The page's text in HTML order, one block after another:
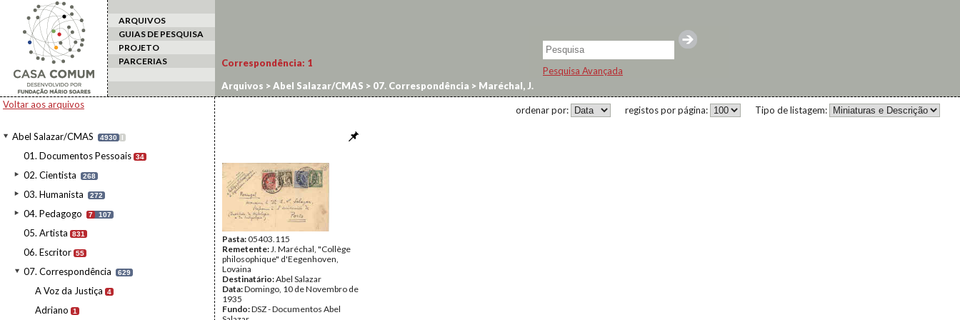
ARQUIVOS
GUIAS DE PESQUISA
PROJETO
PARCERIAS
Pesquisa Avançada
Voltar aos arquivos
Abel Salazar/CMAS 4930 I
01. Documentos Pessoais 34
02. Cientista 268
03. Humanista 272
04. Pedagogo 7 107
05. Artista 831
06. Escritor 55
07. Correspondência 629
A Voz da Justiça 4
Adriano 1
Correspondência: 1
Arquivos >Abel Salazar/CMAS > 07. Correspondência > Maréchal, J.
Tipo de listagem:
registos por página:
ordenar por:
Pasta:05403.115
Remetente:J. Maréchal, "Collège
philosophique" d'Eegenhoven,
Lovaina
Destinatário:Abel Salazar
Data:Domingo, 10 de Novembro de
1935
Fundo:DSZ - Documentos Abel